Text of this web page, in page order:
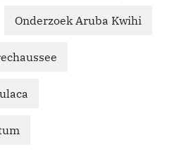
Onderzoek Aruba Kwihi